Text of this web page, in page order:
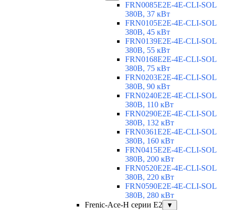
FRN0085E2E-4E-CLI-SOL
380В, 37 кВт
FRN0105E2E-4E-CLI-SOL
380В, 45 кВт
FRN0139E2E-4E-CLI-SOL
380В, 55 кВт
FRN0168E2E-4E-CLI-SOL
380В, 75 кВт
FRN0203E2E-4E-CLI-SOL
380В, 90 кВт
FRN0240E2E-4E-CLI-SOL
380В, 110 кВт
FRN0290E2E-4E-CLI-SOL
380В, 132 кВт
FRN0361E2E-4E-CLI-SOL
380В, 160 кВт
FRN0415E2E-4E-CLI-SOL
380В, 200 кВт
FRN0520E2E-4E-CLI-SOL
380В, 220 кВт
FRN0590E2E-4E-CLI-SOL
380В, 280 кВт
Frenic-Ace-H серии E2
▼